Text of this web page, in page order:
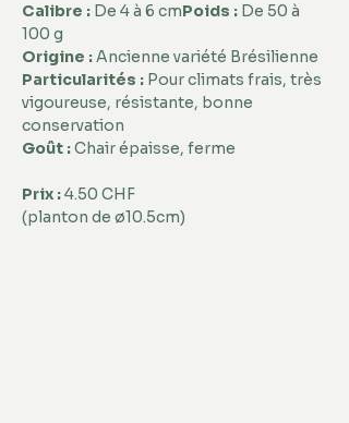
Calibre : De 4 à 6 cmPoids : De 50 à
100 g
Origine : Ancienne variété Brésilienne
Particularités : Pour climats frais, très
vigoureuse, résistante, bonne
conservation
Goût : Chair épaisse, ferme
Prix : 4.50 CHF
(planton de ø10.5cm)